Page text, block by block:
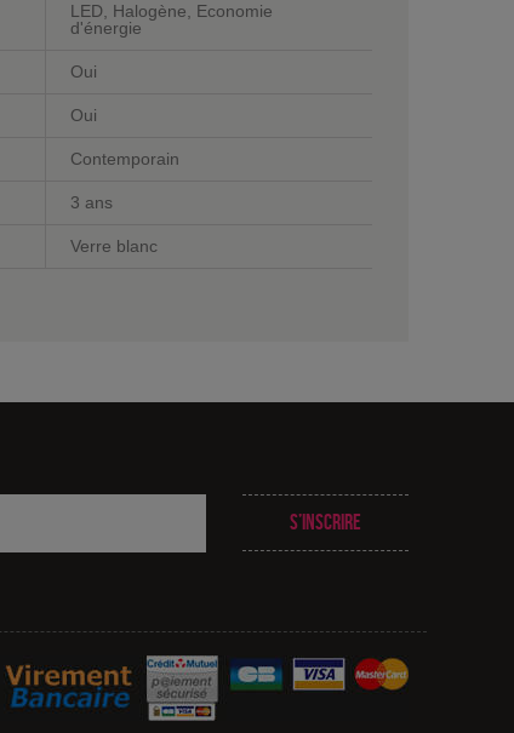
LED, Halogène, Economie
d'énergie
Oui
Oui
Contemporain
3 ans
Verre blanc
S’inscrire